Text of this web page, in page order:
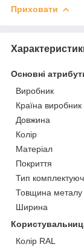
Приховати
Основні
Виробник
Країна виробник
Довжина
Колір
Матеріал
Покриття
Тип
Товщина металу
Ширина
Колір RAL